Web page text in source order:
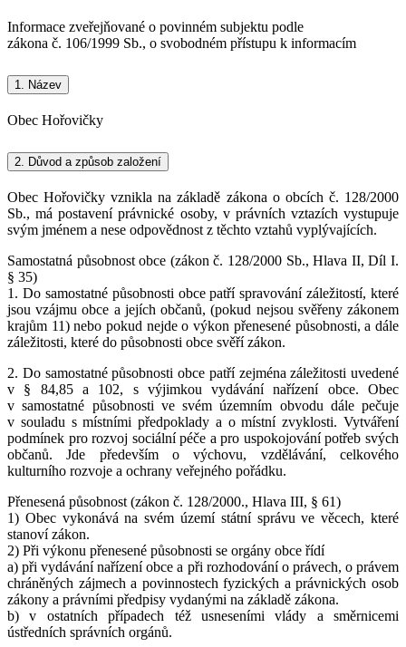
Informace zveřejňované o povinném subjektu podle
zákona č. 106/1999 Sb., o svobodném přístupu k informacím
1. Název
Obec Hořovičky
2. Důvod a způsob založení
Obec Hořovičky vznikla na základě zákona o obcích č. 128/2000
Sb., má postavení právnické osoby, v právních vztazích vystupuje
svým jménem a nese odpovědnost z těchto vztahů vyplývajících.
Samostatná působnost obce (zákon č. 128/2000 Sb., Hlava II, Díl I.
§ 35)
1. Do samostatné působnosti obce patří spravování záležitostí, které
jsou vzájmu obce a jejích občanů, (pokud nejsou svěřeny zákonem
krajům 11) nebo pokud nejde o výkon přenesené působnosti, a dále
záležitosti, které do působnosti obce svěří zákon.
2. Do samostatné působnosti obce patří zejména záležitosti uvedené
v § 84,85 a 102, s výjimkou vydávání nařízení obce. Obec
v samostatné působnosti ve svém územním obvodu dále pečuje
v souladu s místními předpoklady a o místní zvyklosti. Vytváření
podmínek pro rozvoj sociální péče a pro uspokojování potřeb svých
občanů. Jde především o výchovu, vzdělávání, celkového
kulturního rozvoje a ochrany veřejného pořádku.
Přenesená působnost (zákon č. 128/2000., Hlava III, § 61)
1) Obec vykonává na svém území státní správu ve věcech, které
stanoví zákon.
2) Při výkonu přenesené působnosti se orgány obce řídí
a) při vydávání nařízení obce a při rozhodování o právech, o právem
chráněných zájmech a povinnostech fyzických a právnických osob
zákony a právními předpisy vydanými na základě zákona.
b) v ostatních případech též usneseními vlády a směrnicemi
ústředních správních orgánů.